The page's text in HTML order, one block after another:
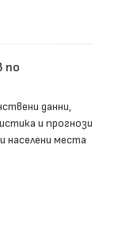
по
данни,
и прогнози
населени места